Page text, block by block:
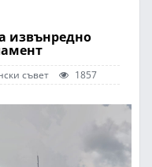
извънредно
съвет 1857